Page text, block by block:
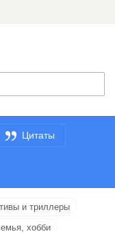
Цитаты
и триллеры
хобби